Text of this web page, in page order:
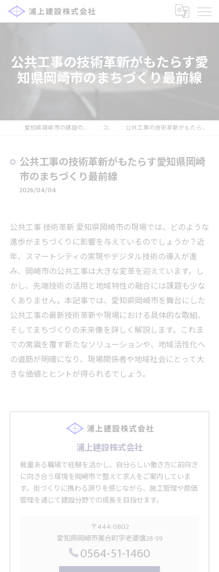
公共工事の技術革新がもたらす愛
知県岡崎市のまちづくり最前線
愛知県岡崎市の建設の求人なら浦上建設株式会社 コラム 公共工事の技術革新がもたらす愛知県岡崎市のまちづくり最前線
公共工事の技術革新がもたらす愛知県岡崎
市のまちづくり最前線
2026/04/04
公共工事 技術革新 愛知県岡崎市の現場では、どのような
進歩がまちづくりに影響を与えているのでしょうか？近
年、スマートシティの実現やデジタル技術の導入が進
み、岡崎市の公共工事は大きな変革を迎えています。し
かし、先端技術の活用と地域特性の融合には課題も少な
くありません。本記事では、愛知県岡崎市を舞台にした
公共工事の最新技術革新や現場における具体的な取組、
そしてまちづくりの未来像を詳しく解説します。これま
での常識を覆す新たなソリューションや、地域活性化へ
の道筋が明確になり、現場関係者や地域社会にとって大
きな価値とヒントが得られるでしょう。
浦上建設株式会社
裁量ある職場で経験を活かし、自分らしい働き方に前向き
に向き合う環境を岡崎市で整えて求人をご案内していま
す。街づくりに携わる誇りを感じながら、施工管理や原価
管理を通じて建設分野での成長を目指せます。
〒444-0802
愛知県岡崎市美合町字老婆懐28-59
0564-51-1460